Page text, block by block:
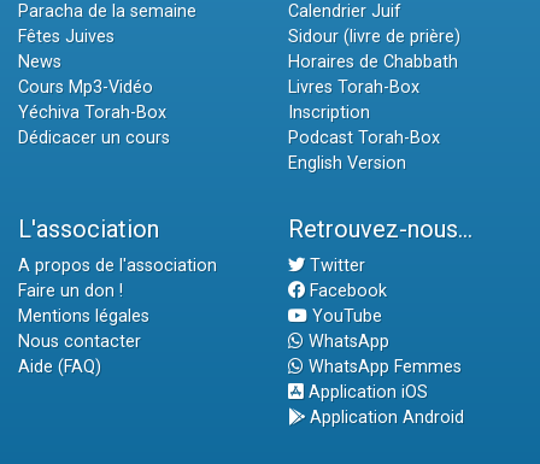
Paracha de la semaine
Fêtes Juives
News
Cours Mp3-Vidéo
Yéchiva Torah-Box
Dédicacer un cours
Calendrier Juif
Sidour (livre de prière)
Horaires de Chabbath
Livres Torah-Box
Inscription
Podcast Torah-Box
English Version
L'association
A propos de l'association
Faire un don !
Mentions légales
Nous contacter
Aide (FAQ)
Retrouvez-nous...
Twitter
Facebook
YouTube
WhatsApp
WhatsApp Femmes
Application iOS
Application Android